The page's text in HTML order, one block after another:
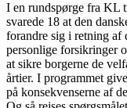
I en rundspørge fra KL
svarede 18 at den
forandre sig i retning af
personlige forsikringer
at sikre borgerne de
årtier. I programmet
på konsekvenserne af